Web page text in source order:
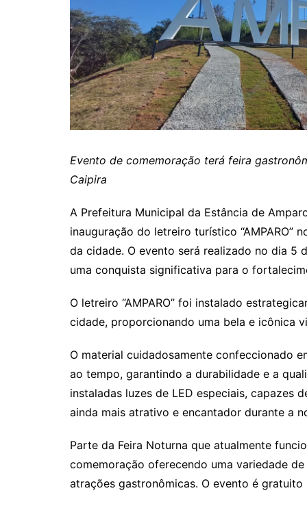
Evento de comemoração terá feira
Caipira
A Prefeitura Municipal da Estância de
inauguração do letreiro turístico “AMPARO”
da cidade. O evento será realizado no dia 5
uma conquista significativa para o
O letreiro “AMPARO” foi instalado
cidade, proporcionando uma bela e icônica
O material cuidadosamente confeccionado
ao tempo, garantindo a durabilidade e a
instaladas luzes de LED especiais, capazes
ainda mais atrativo e encantador durante a
Parte da Feira Noturna que atualmente
comemoração oferecendo uma variedade
atrações gastronômicas. O evento é